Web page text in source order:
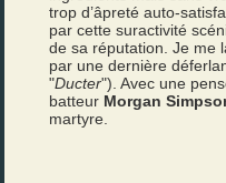
trop d’âpreté auto-
par cette suractivité
de sa réputation. Je me
par une dernière
"Ducter"). Avec une
batteur Mor­gan
martyre.